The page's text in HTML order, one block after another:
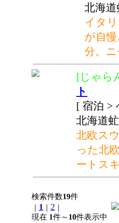
北海道
イタ
が自
分。
[じゃら
ト
[ 宿泊
北海道
北欧ス
った北
ートス
検索件数19件
1 2
現在 1件～ 10件表示中